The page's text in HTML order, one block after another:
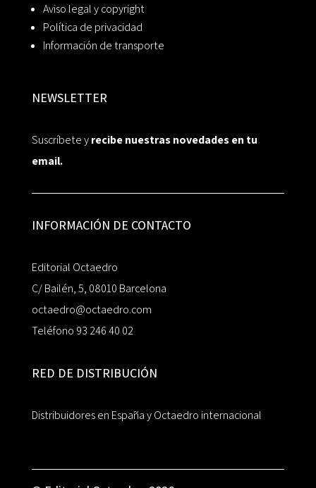
Aviso legal y copyright
Política de privacidad
Información de transporte
NEWSLETTER
Suscríbete yrecibe nuestras novedades en tu
email.
INFORMACIÓN DE CONTACTO
Editorial Octaedro
C/ Bailén, 5, 08010 Barcelona
octaedro@octaedro.com
Teléfono 93 246 40 02
RED DE DISTRIBUCIÓN
Distribuidores en España y Octaedro internacional